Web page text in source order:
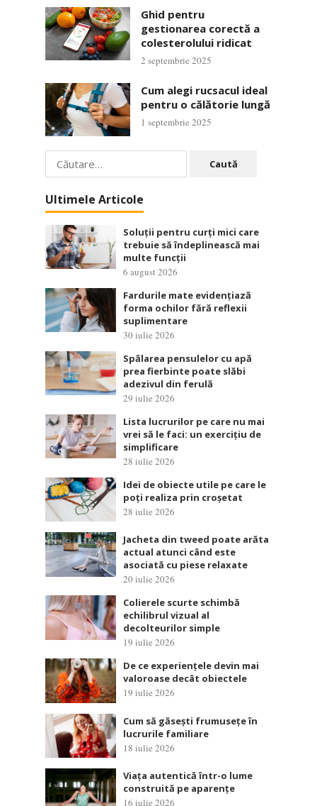
Ghid pentru
gestionarea corectă a
colesterolului ridicat
2 septembrie 2025
Cum alegi rucsacul ideal
pentru o călătorie lungă
1 septembrie 2025
Caută
după:
Ultimele Articole
Soluții pentru curți mici care
trebuie să îndeplinească mai
multe funcții
6 august 2026
Fardurile mate evidențiază
forma ochilor fără reflexii
suplimentare
30 iulie 2026
Spălarea pensulelor cu apă
prea fierbinte poate slăbi
adezivul din ferulă
29 iulie 2026
Lista lucrurilor pe care nu mai
vrei să le faci: un exercițiu de
simplificare
28 iulie 2026
Idei de obiecte utile pe care le
poți realiza prin croșetat
28 iulie 2026
Jacheta din tweed poate arăta
actual atunci când este
asociată cu piese relaxate
20 iulie 2026
Colierele scurte schimbă
echilibrul vizual al
decolteurilor simple
19 iulie 2026
De ce experiențele devin mai
valoroase decât obiectele
19 iulie 2026
Cum să găsești frumusețe în
lucrurile familiare
18 iulie 2026
Viața autentică într-o lume
construită pe aparențe
16 iulie 2026